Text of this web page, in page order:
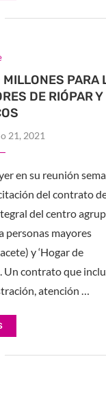
PARA
DE RIÓPAR Y
21, 2021
en su reunión
del contrato
del centro
personas mayores
y ‘Hogar de
Un contrato que
atención …